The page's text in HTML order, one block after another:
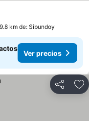
km de: Sibundoy
Ver precios
Compartir